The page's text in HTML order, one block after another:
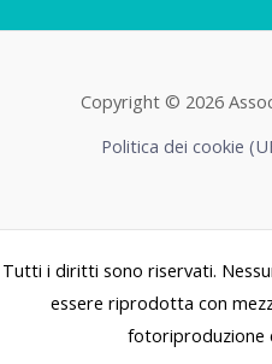
Copyright © 2026
Politica dei cookie
Tutti i diritti sono riservati.
essere riprodotta con
fotoriproduzione